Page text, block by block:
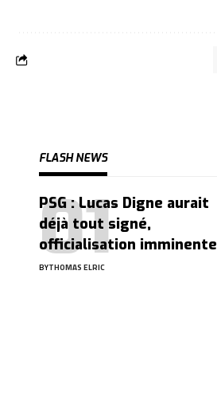
FLASH NEWS
PSG : Lucas Digne aurait
déjà tout signé,
officialisation imminente
BYTHOMAS ELRIC